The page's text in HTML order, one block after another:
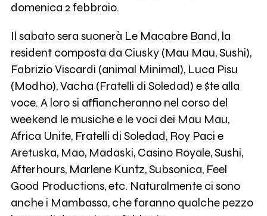
domenica 2 febbraio.
Il sabato sera suonerà Le Macabre Band, la
resident composta da Ciusky (Mau Mau, Sushi),
Fabrizio Viscardi (animal Minimal), Luca Pisu
(Modho), Vacha (Fratelli di Soledad) e $te alla
voce. A loro si affiancheranno nel corso del
weekend le musiche e le voci dei Mau Mau,
Africa Unite, Fratelli di Soledad, Roy Paci e
Aretuska, Mao, Madaski, Casino Royale, Sushi,
Afterhours, Marlene Kuntz, Subsonica, Feel
Good Productions, etc. Naturalmente ci sono
anche i Mambassa, che faranno qualche pezzo